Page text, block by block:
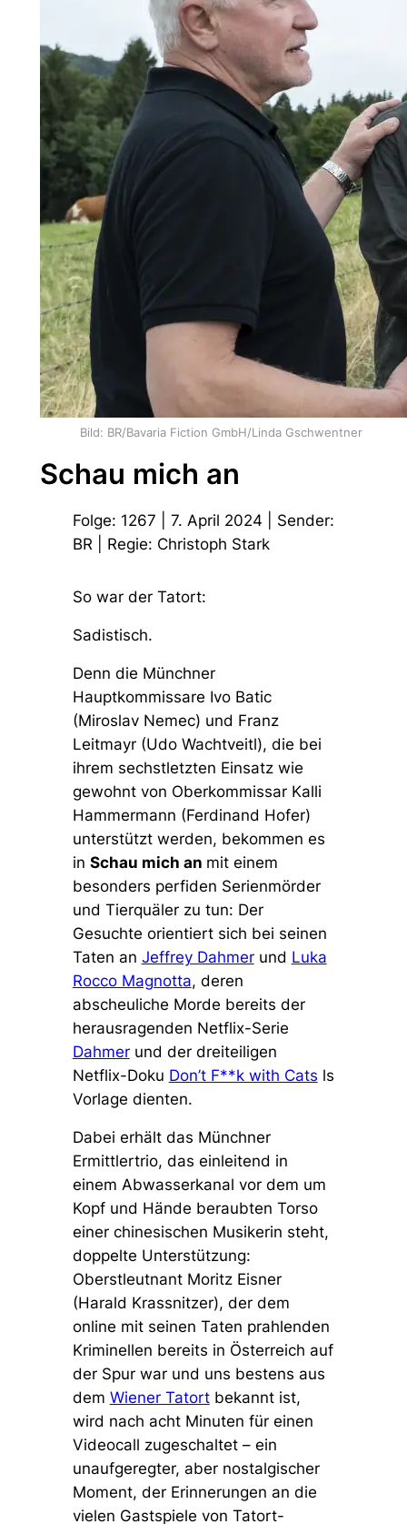
Bild: BR/Bavaria Fiction GmbH/Linda Gschwentner
Schau mich an
Folge: 1267 | 7. April 2024 | Sender:
BR | Regie: Christoph Stark
So war der Tatort:
Sadistisch.
Denn die Münchner
Hauptkommissare Ivo Batic
(Miroslav Nemec) und Franz
Leitmayr (Udo Wachtveitl), die bei
ihrem sechstletzten Einsatz wie
gewohnt von Oberkommissar Kalli
Hammermann (Ferdinand Hofer)
unterstützt werden, bekommen es
in Schau mich an mit einem
besonders perfiden Serienmörder
und Tierquäler zu tun: Der
Gesuchte orientiert sich bei seinen
Taten an Jeffrey Dahmerund Luka
Rocco Magnotta, deren
abscheuliche Morde bereits der
herausragenden Netflix-Serie
Dahmerund der dreiteiligen
Netflix-Doku Don’t F**k with Cats ls
Vorlage dienten.
Dabei erhält das Münchner
Ermittlertrio, das einleitend in
einem Abwasserkanal vor dem um
Kopf und Hände beraubten Torso
einer chinesischen Musikerin steht,
doppelte Unterstützung:
Oberstleutnant Moritz Eisner
(Harald Krassnitzer), der dem
online mit seinen Taten prahlenden
Kriminellen bereits in Österreich auf
der Spur war und uns bestens aus
dem Wiener Tatortbekannt ist,
wird nach acht Minuten für einen
Videocall zugeschaltet – ein
unaufgeregter, aber nostalgischer
Moment, der Erinnerungen an die
vielen Gastspiele von Tatort-